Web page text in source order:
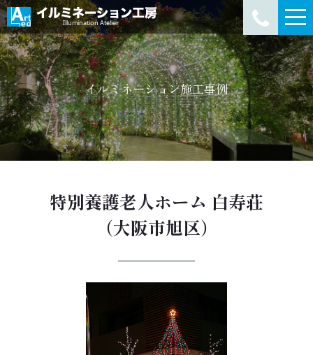
イルミネーション施工事例
特別養護老人ホーム 白寿荘
（大阪市旭区）